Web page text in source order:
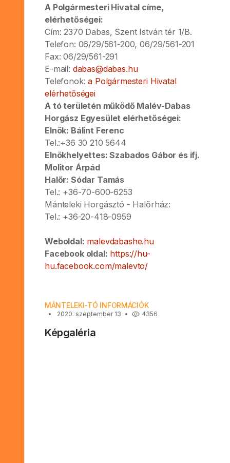
A Polgármesteri Hivatal címe,
elérhetőségei:
Cím: 2370 Dabas, Szent István tér 1/B.
Telefon: 06/29/561-200, 06/29/561-201
Fax: 06/29/561-291
E-mail: dabas@dabas.hu
Telefonok:a Polgármesteri Hivatal
elérhetőségei
A tó területén működő Malév-Dabas
Horgász Egyesület elérhetőségei:
Elnök: Bálint Ferenc
Tel.:+36 30 210 5644
Elnökhelyettes: Szabados Gábor és ifj.
Molitor Árpád
Halőr: Sódar Tamás
Tel.: +36-70-600-6253
Mánteleki Horgásztó - Halőrház:
Tel.: +36-20-418-0959
Weboldal: malevdabashe.hu
Facebook oldal: https://hu-
hu.facebook.com/malevto/
MÁNTELEKI-TÓ INFORMÁCIÓK
2020. szeptember 13 4356
Képgaléria